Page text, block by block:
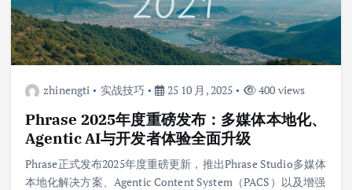
zhinengti 实战技巧 25 10 月, 2025 400 views
Phrase 2025年度重磅发布：多媒体本地化、
Agentic AI与开发者体验全面升级
Phrase正式发布2025年度重磅更新，推出Phrase Studio多媒体
本地化解决方案、Agentic Content System（PACS）以及增强